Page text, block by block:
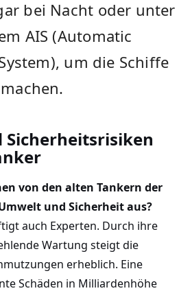
bei Nacht oder unter
AIS (Automatic
um die Schiffe
Sicherheitsrisiken
von den alten Tankern der
und Sicherheit aus?
auch Experten. Durch ihre
Wartung steigt die
erheblich. Eine
Schäden in Milliardenhöhe